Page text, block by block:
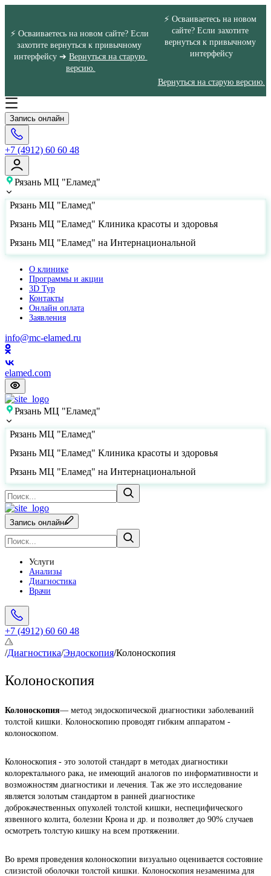
⚡ Осваиваетесь на новом сайте? Если
захотите вернуться к привычному
интерфейсу ➔ Вернуться на старую
версию.
⚡ Осваиваетесь на новом
сайте? Если захотите
вернуться к привычному
интерфейсу
Вернуться на старую версию.
Запись онлайн
+7 (4912) 60 60 48
Рязань МЦ "Еламед"
Рязань МЦ "Еламед"
Рязань МЦ "Еламед" Клиника красоты и здоровья
Рязань МЦ "Еламед" на Интернациональной
О клинике
Программы и акции
3D Тур
Контакты
Онлайн оплата
Заявления
info@mc-elamed.ru
elamed.com
Рязань МЦ "Еламед"
Рязань МЦ "Еламед"
Рязань МЦ "Еламед" Клиника красоты и здоровья
Рязань МЦ "Еламед" на Интернациональной
Запись онлайн
Услуги
Анализы
Диагностика
Врачи
+7 (4912) 60 60 48
/Диагностика/Эндоскопия/Колоноскопия
Колоноскопия
Колоноскопия— метод эндоскопической диагностики заболеваний
толстой кишки. Колоноскопию проводят гибким аппаратом -
колоноскопом.
Колоноскопия - это золотой стандарт в методах диагностики
колоректального рака, не имеющий аналогов по информативности и
возможностям диагностики и лечения. Так же это исследование
является золотым стандартом в ранней диагностике
доброкачественных опухолей толстой кишки, неспецифического
язвенного колита, болезни Крона и др. и позволяет до 90% случаев
осмотреть толстую кишку на всем протяжении.
Во время проведения колоноскопии визуально оценивается состояние
слизистой оболочки толстой кишки. Колоноскопия незаменима для